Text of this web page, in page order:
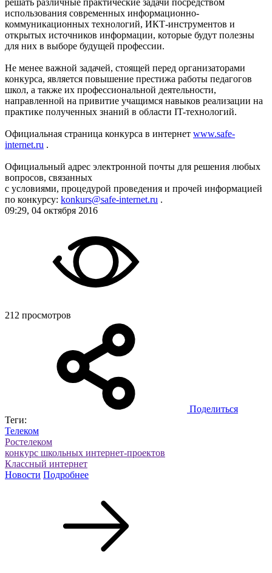
использования современных информационно-
коммуникационных технологий, ИКТ-инструментов и
открытых источников информации, которые будут полезны
для них в выборе будущей профессии.
Не менее важной задачей, стоящей перед организаторами
конкурса, является повышение престижа работы педагогов
школ, а также их профессиональной деятельности,
направленной на привитие учащимся навыков реализации на
практике полученных знаний в области IT-технологий.
Официальная страница конкурса в интернет www.safe-
internet.ru .
Официальный адрес электронной почты для решения любых
вопросов, связанных
с условиями, процедурой проведения и прочей информацией
по конкурсу: konkurs@safe-internet.ru .
09:29, 04 октября 2016
212 просмотров
Поделиться
Теги:
Телеком
Ростелеком
конкурс школьных интернет-проектов
Классный интернет
Новости Подробнее